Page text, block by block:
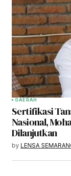
DAERAH
Sertifikasi
Nasional,
Dilanjutkan
by LENSA